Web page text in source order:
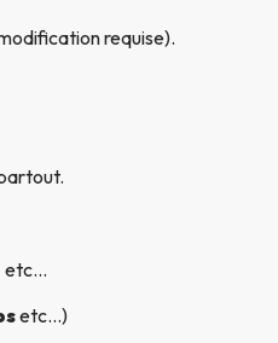
requise).
etc…
etc…)